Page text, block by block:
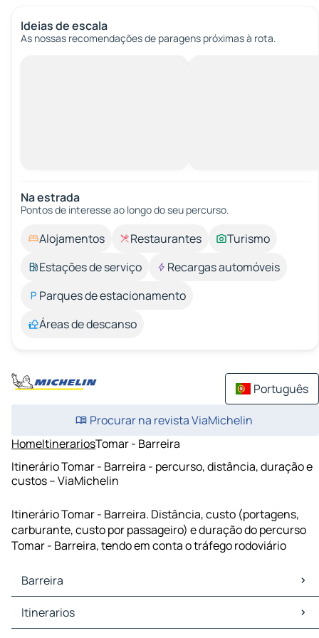
Ideias de escala
As nossas recomendações de paragens próximas à rota.
Na estrada
Pontos de interesse ao longo do seu percurso.
Alojamentos Restaurantes
Turismo
Estações de serviço
Recargas automóveis
Parques de estacionamento
Áreas de descanso
Português
Procurar na revista ViaMichelin
HomeItinerariosTomar - Barreira
Itinerário Tomar - Barreira - percurso, distância, duração e
custos – ViaMichelin
Itinerário Tomar - Barreira. Distância, custo (portagens,
carburante, custo por passageiro) e duração do percurso
Tomar - Barreira, tendo em conta o tráfego rodoviário
Barreira
Barreira Mapas Plantas
Barreira Trafego
Itinerarios